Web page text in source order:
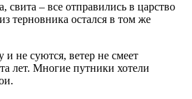
– все отправились в царство
терновника остался в том же
не суются, ветер не смеет
лет. Многие путники хотели